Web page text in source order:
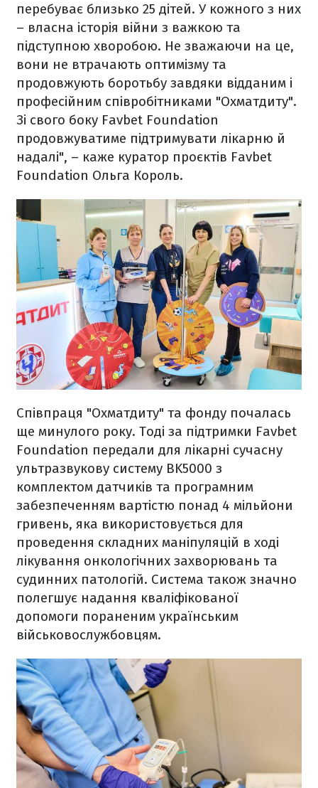
перебуває близько 25 дітей. У кожного з них
– власна історія війни з важкою та
підступною хворобою. Не зважаючи на це,
вони не втрачають оптимізму та
продовжують боротьбу завдяки відданим і
професійним співробітниками "Охматдиту".
Зі свого боку Favbet Foundation
продовжуватиме підтримувати лікарню й
надалі", – каже куратор проєктів Favbet
Foundation Ольга Король.
Співпраця "Охматдиту" та фонду почалась
ще минулого року. Тоді за підтримки Favbet
Foundation передали для лікарні сучасну
ультразвукову систему BK5000 з
комплектом датчиків та програмним
забезпеченням вартістю понад 4 мільйони
гривень, яка використовується для
проведення складних маніпуляцій в ході
лікування онкологічних захворювань та
судинних патологій. Система також значно
полегшує надання кваліфікованої
допомоги пораненим українським
військовослужбовцям.